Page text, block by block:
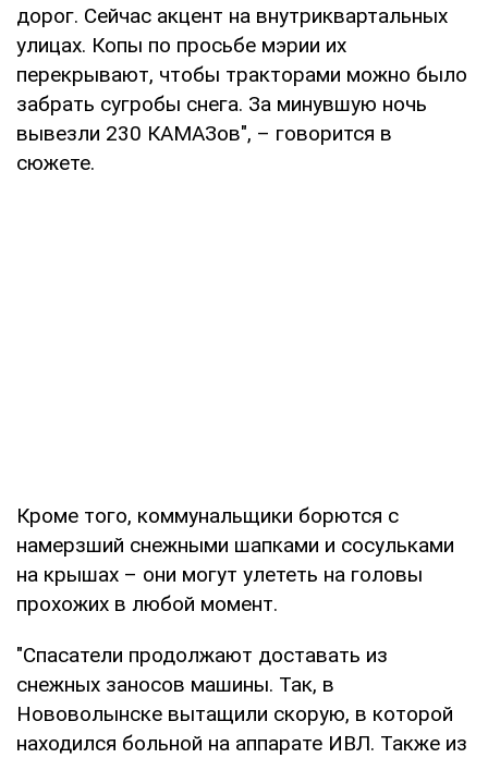
дорог. Сейчас акцент на внутриквартальных
улицах. Копы по просьбе мэрии их
перекрывают, чтобы тракторами можно было
забрать сугробы снега. За минувшую ночь
вывезли 230 КАМАЗов", – говорится в
сюжете.
Кроме того, коммунальщики борются с
намерзший снежными шапками и сосульками
на крышах – они могут улететь на головы
прохожих в любой момент.
"Спасатели продолжают доставать из
снежных заносов машины. Так, в
Нововолынске вытащили скорую, в которой
находился больной на аппарате ИВЛ. Также из